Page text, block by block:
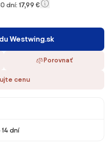
dní: 17,99 €
Westwing.sk
Porovnať
cenu
dní